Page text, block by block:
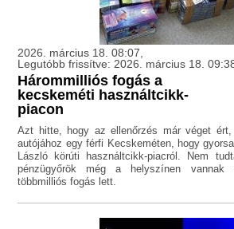
2026. március 18. 08:07,
Legutóbb frissítve: 2026. március 18.
Hárommilliós fogás a
kecskeméti használtcikk-
piacon
Azt hitte, hogy az ellenőrzés már véget
autójához egy férfi Kecskeméten, hogy
László körúti használtcikk-piacról. Nem
pénzügyőrök még a helyszínen vannak
többmilliós fogás lett.